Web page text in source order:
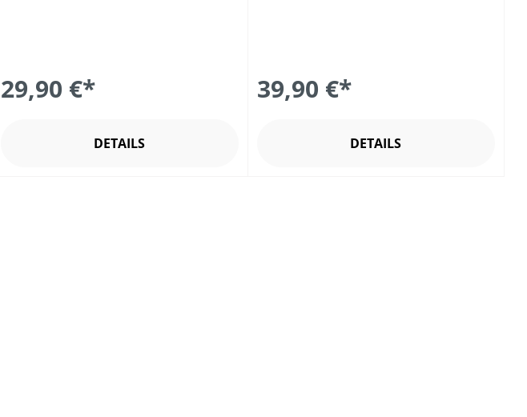
29,90 €*
DETAILS
39,90 €*
DETAILS